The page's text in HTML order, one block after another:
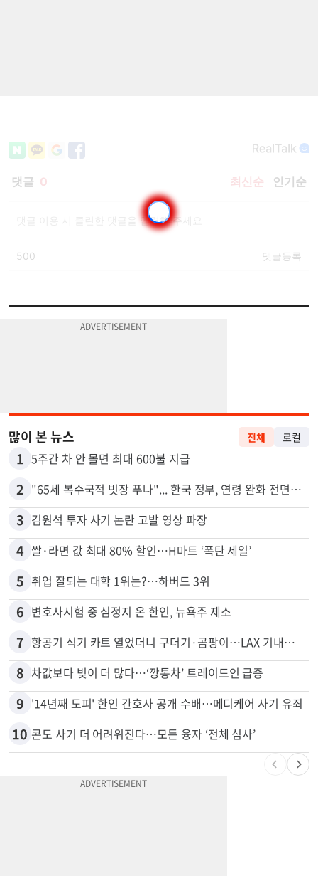
많이 본 뉴스 전체 로컬
1 5주간 차 안 몰면 최대 600불 지급
2 "65세 복수국적 빗장 푸나"... 한국 정부, 연령 완화 전면 추진
3 김원석 투자 사기 논란 고발 영상 파장
4 쌀·라면 값 최대 80% 할인…H마트 ‘폭탄 세일’
5 취업 잘되는 대학 1위는?…하버드 3위
6 변호사시험 중 심정지 온 한인, 뉴욕주 제소
7 항공기 식기 카트 열었더니 구더기·곰팡이…LAX 기내식 업체 논란
8 차값보다 빚이 더 많다…‘깡통차’ 트레이드인 급증
9 '14년째 도피' 한인 간호사 공개 수배…메디케어 사기 유죄
10 콘도 사기 더 어려워진다…모든 융자 ‘전체 심사’